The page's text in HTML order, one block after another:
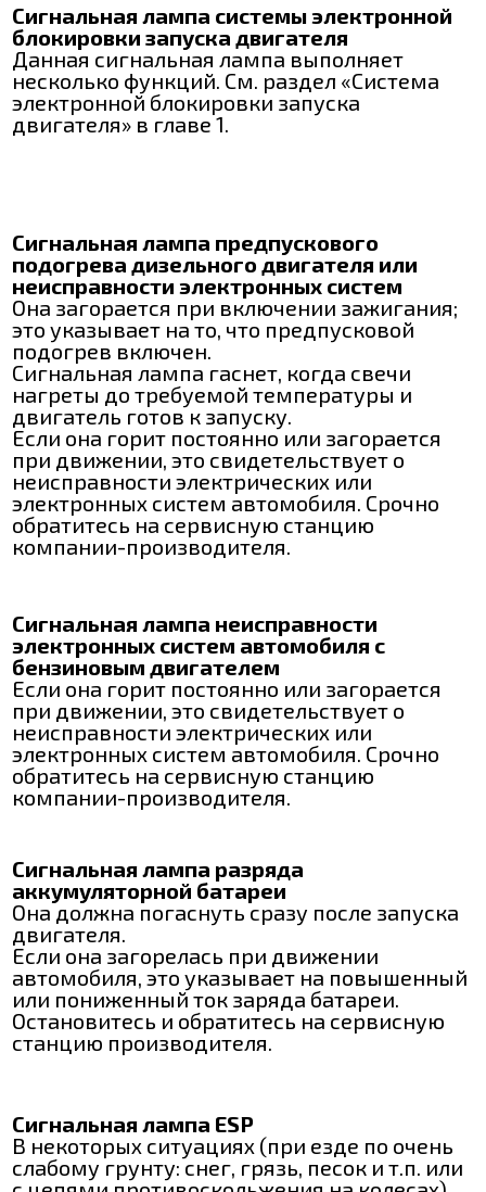
Сигнальная лампа системы электронной
блокировки запуска двигателя
Данная сигнальная лампа выполняет
несколько функций. См. раздел «Система
электронной блокировки запуска
двигателя» в главе 1.
Сигнальная лампа предпускового
подогрева дизельного двигателя или
неисправности электронных систем
Она загорается при включении зажигания;
это указывает на то, что предпусковой
подогрев включен.
Сигнальная лампа гаснет, когда свечи
нагреты до требуемой температуры и
двигатель готов к запуску.
Если она горит постоянно или загорается
при движении, это свидетельствует о
неисправности электрических или
электронных систем автомобиля. Срочно
обратитесь на сервисную станцию
компании-производителя.
Сигнальная лампа неисправности
электронных систем автомобиля с
бензиновым двигателем
Если она горит постоянно или загорается
при движении, это свидетельствует о
неисправности электрических или
электронных систем автомобиля. Срочно
обратитесь на сервисную станцию
компании-производителя.
Сигнальная лампа разряда
аккумуляторной батареи
Она должна погаснуть сразу после запуска
двигателя.
Если она загорелась при движении
автомобиля, это указывает на повышенный
или пониженный ток заряда батареи.
Остановитесь и обратитесь на сервисную
станцию производителя.
Сигнальная лампа ESP
В некоторых ситуациях (при езде по очень
слабому грунту: снег, грязь, песок и т.п. или